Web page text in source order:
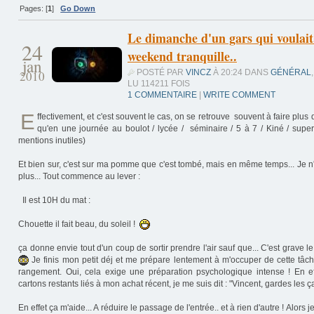
Pages: [1]Go Down
24
jan
2010
Le dimanche d'un gars qui
weekend tranquille..
POSTÉ PAR VINCZ À 20:24 DANS GÉNÉRAL
LU 114211 FOIS
1 COMMENTAIRE | WRITE COMMENT
E ffectivement, et c'est souvent le cas, on se retrouve souvent à faire plus
qu'en une journée au boulot / lycée / séminaire / 5 à 7 / Kiné /
mentions inutiles)
Et bien sur, c'est sur ma pomme que c'est tombé, mais en même temps... Je
plus... Tout commence au lever :
Il est 10H du mat :
Chouette il fait beau, du soleil !
ça donne envie tout d'un coup de sortir prendre l'air sauf que... C'est grave
Je finis mon petit déj et me prépare lentement à m'occuper de cette
rangement. Oui, cela exige une préparation psychologique intense ! En
cartons restants liés à mon achat récent, je me suis dit : "Vincent, gardes les
En effet ça m'aide... A réduire le passage de l'entrée.. et à rien d'autre ! Alors